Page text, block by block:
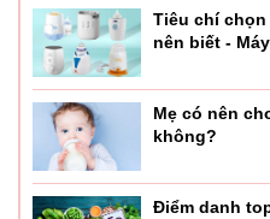
Tiêu chí chọn
nên biết -
Mẹ có nên
không?
Điểm danh